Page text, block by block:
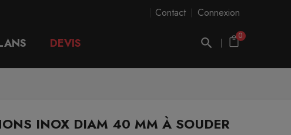
Contact Connexion
0
DEVIS
INOX DIAM 40 MM À SOUDER